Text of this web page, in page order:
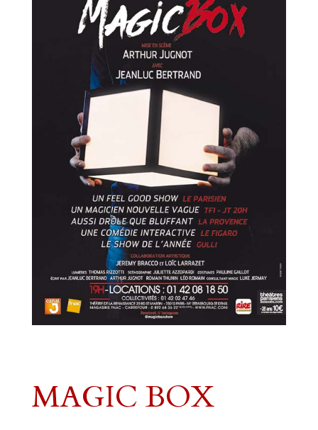
MAGIC BOX